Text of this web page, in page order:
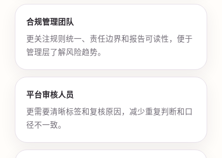
合规管理团队
更关注规则统一、责任边界和报告可读性，便于
管理层了解风险趋势。
平台审核人员
更需要清晰标签和复核原因，减少重复判断和口
径不一致。